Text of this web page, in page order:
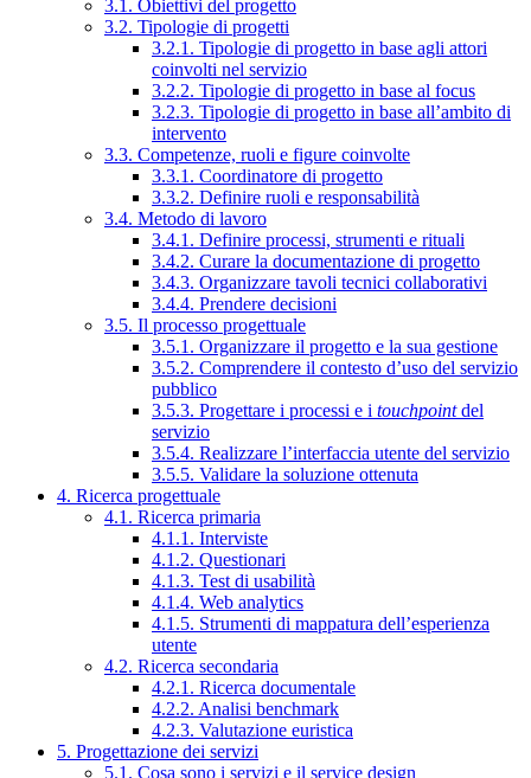
3.1. Obiettivi del progetto
3.2. Tipologie di progetti
3.2.1. Tipologie di progetto in base agli attori
coinvolti nel servizio
3.2.2. Tipologie di progetto in base al focus
3.2.3. Tipologie di progetto in base all’ambito di
intervento
3.3. Competenze, ruoli e figure coinvolte
3.3.1. Coordinatore di progetto
3.3.2. Definire ruoli e responsabilità
3.4. Metodo di lavoro
3.4.1. Definire processi, strumenti e rituali
3.4.2. Curare la documentazione di progetto
3.4.3. Organizzare tavoli tecnici collaborativi
3.4.4. Prendere decisioni
3.5. Il processo progettuale
3.5.1. Organizzare il progetto e la sua gestione
3.5.2. Comprendere il contesto d’uso del servizio
pubblico
3.5.3. Progettare i processi e i touchpointdel
servizio
3.5.4. Realizzare l’interfaccia utente del servizio
3.5.5. Validare la soluzione ottenuta
4. Ricerca progettuale
4.1. Ricerca primaria
4.1.1. Interviste
4.1.2. Questionari
4.1.3. Test di usabilità
4.1.4. Web analytics
4.1.5. Strumenti di mappatura dell’esperienza
utente
4.2. Ricerca secondaria
4.2.1. Ricerca documentale
4.2.2. Analisi benchmark
4.2.3. Valutazione euristica
5. Progettazione dei servizi
5.1. Cosa sono i servizi e il service design